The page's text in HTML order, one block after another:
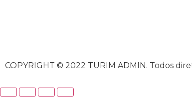
COPYRIGHT © 2022 TURIM ADMIN. Todos